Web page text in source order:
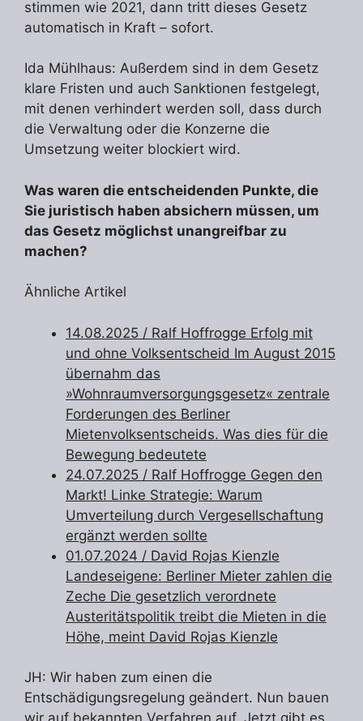
stimmen wie 2021, dann tritt dieses Gesetz
automatisch in Kraft – sofort.
Ida Mühlhaus: Außerdem sind in dem Gesetz
klare Fristen und auch Sanktionen festgelegt,
mit denen verhindert werden soll, dass durch
die Verwaltung oder die Konzerne die
Umsetzung weiter blockiert wird.
Was waren die entscheidenden Punkte, die
Sie juristisch haben absichern müssen, um
das Gesetz möglichst unangreifbar zu
machen?
Ähnliche Artikel
14.08.2025 / Ralf Hoffrogge Erfolg mit
und ohne Volksentscheid Im August 2015
übernahm das
»Wohnraumversorgungsgesetz« zentrale
Forderungen des Berliner
Mietenvolksentscheids. Was dies für die
Bewegung bedeutete
24.07.2025 / Ralf Hoffrogge Gegen den
Markt! Linke Strategie: Warum
Umverteilung durch Vergesellschaftung
ergänzt werden sollte
01.07.2024 / David Rojas Kienzle
Landeseigene: Berliner Mieter zahlen die
Zeche Die gesetzlich verordnete
Austeritätspolitik treibt die Mieten in die
Höhe, meint David Rojas Kienzle
JH: Wir haben zum einen die
Entschädigungsregelung geändert. Nun bauen